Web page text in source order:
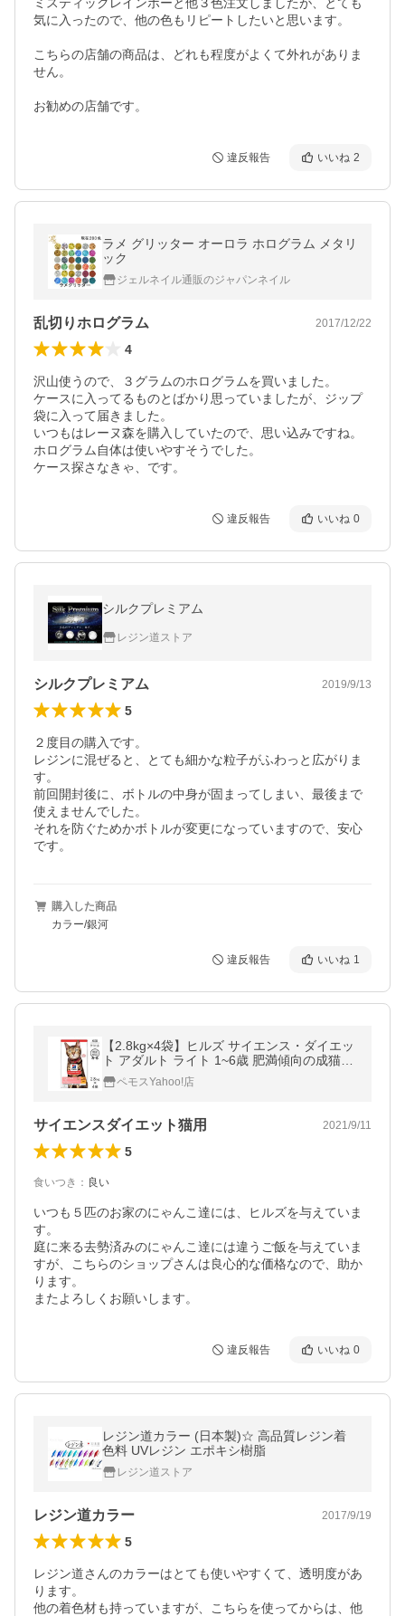
気に入ったので、他の色もリピートしたいと思います。
こちらの店舗の商品は、どれも程度がよくて外れがありま
せん。
お勧めの店舗です。
違反報告 いいね 2
ラメ グリッター オーロラ ホログラム メタリ
ック
ジェルネイル通販のジャパンネイル
乱切りホログラム 2017/12/22
4
沢山使うので、３グラムのホログラムを買いました。
ケースに入ってるものとばかり思っていましたが、ジップ
袋に入って届きました。
いつもはレーヌ森を購入していたので、思い込みですね。
ホログラム自体は使いやすそうでした。
ケース探さなきゃ、です。
違反報告 いいね 0
シルクプレミアム
レジン道ストア
シルクプレミアム 2019/9/13
5
２度目の購入です。
レジンに混ぜると、とても細かな粒子がふわっと広がりま
す。
前回開封後に、ボトルの中身が固まってしまい、最後まで
使えませんでした。
それを防ぐためかボトルが変更になっていますので、安心
です。
購入した商品
カラー/銀河
違反報告 いいね 1
【2.8kg×4袋】ヒルズ サイエンス・ダイエッ
ト アダルト ライト 1~6歳 肥満傾向の成猫用
チキン (猫・キャット)
ペモスYahoo!店
サイエンスダイエット猫用 2021/9/11
5
食いつき ： 良い
いつも５匹のお家のにゃんこ達には、ヒルズを与えていま
す。
庭に来る去勢済みのにゃんこ達には違うご飯を与えていま
すが、こちらのショップさんは良心的な価格なので、助か
ります。
またよろしくお願いします。
違反報告 いいね 0
レジン道カラー (日本製)☆ 高品質レジン着
色料 UVレジン エポキシ樹脂
レジン道ストア
レジン道カラー 2017/9/19
5
レジン道さんのカラーはとても使いやすくて、透明度があ
ります。
他の着色材も持っていますが、こちらを使ってからは、他